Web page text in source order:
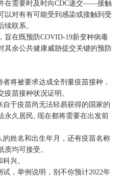
在需要时及时向CDC递交——接触
以对有有可能受到感染或接触到受
联系。
旨在既预防COVID-19新变种病毒
其余公共健康威胁提交关键的预防
将被要求达成全剂量疫苗接种，
苗接种状况证明。
自于疫苗尚无法轻易获得的国家的
永久居民, 现在都将需要在出发前
姓名和出生年月，还有疫苗名称
均可接受。
兴。
，举例说明，别不你预计2022年